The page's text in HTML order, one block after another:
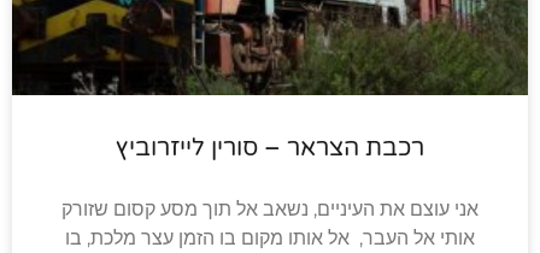
רכבת הצראר – סורין לייזרוביץ
אני עוצם את העיניים, נשאב אל תוך מסע קסום שזורק
אותי אל העבר, אל אותו מקום בו הזמן עצר מלכת, בו